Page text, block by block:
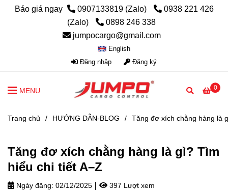
Báo giá ngay 0907133819 (Zalo)
0938 221 426
(Zalo)
0898 246 338
jumpocargo@gmail.com
English
Đăng nhập
Đăng ký
0
MENU
Trang chủ / HƯỚNG DẪN-BLOG / Tăng đơ xích chằng hàng là
Tăng đơ xích chằng hàng là gì? Tìm
hiểu chi tiết A–Z
Ngày đăng: 02/12/2025
397 Lượt xem